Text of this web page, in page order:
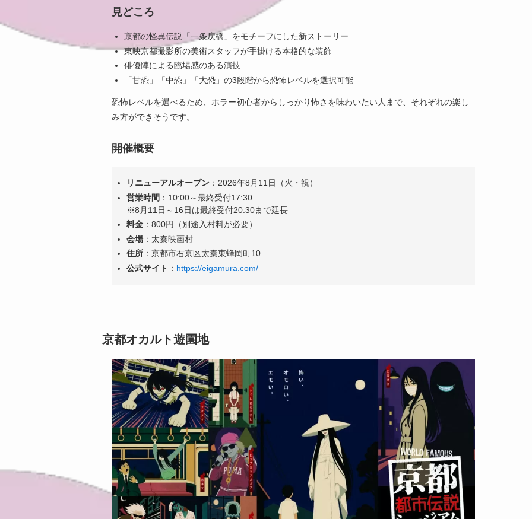
見どころ
京都の怪異伝説「一条戻橋」をモチーフにした新ストーリー
東映京都撮影所の美術スタッフが手掛ける本格的な装飾
俳優陣による臨場感のある演技
「甘恐」「中恐」「大恐」の3段階から恐怖レベルを選択可能
恐怖レベルを選べるため、ホラー初心者からしっかり怖さを味わいたい人まで、それぞれの楽し
み方ができそうです。
開催概要
リニューアルオープン：2026年8月11日（火・祝）
営業時間 ：10:00～最終受付17:30
※8月11日～16日は最終受付20:30まで延長
料金：800円（別途入村料が必要）
会場：太秦映画村
住所：京都市右京区太秦東蜂岡町10
公式サイト ： https://eigamura.com/
京都オカルト遊園地